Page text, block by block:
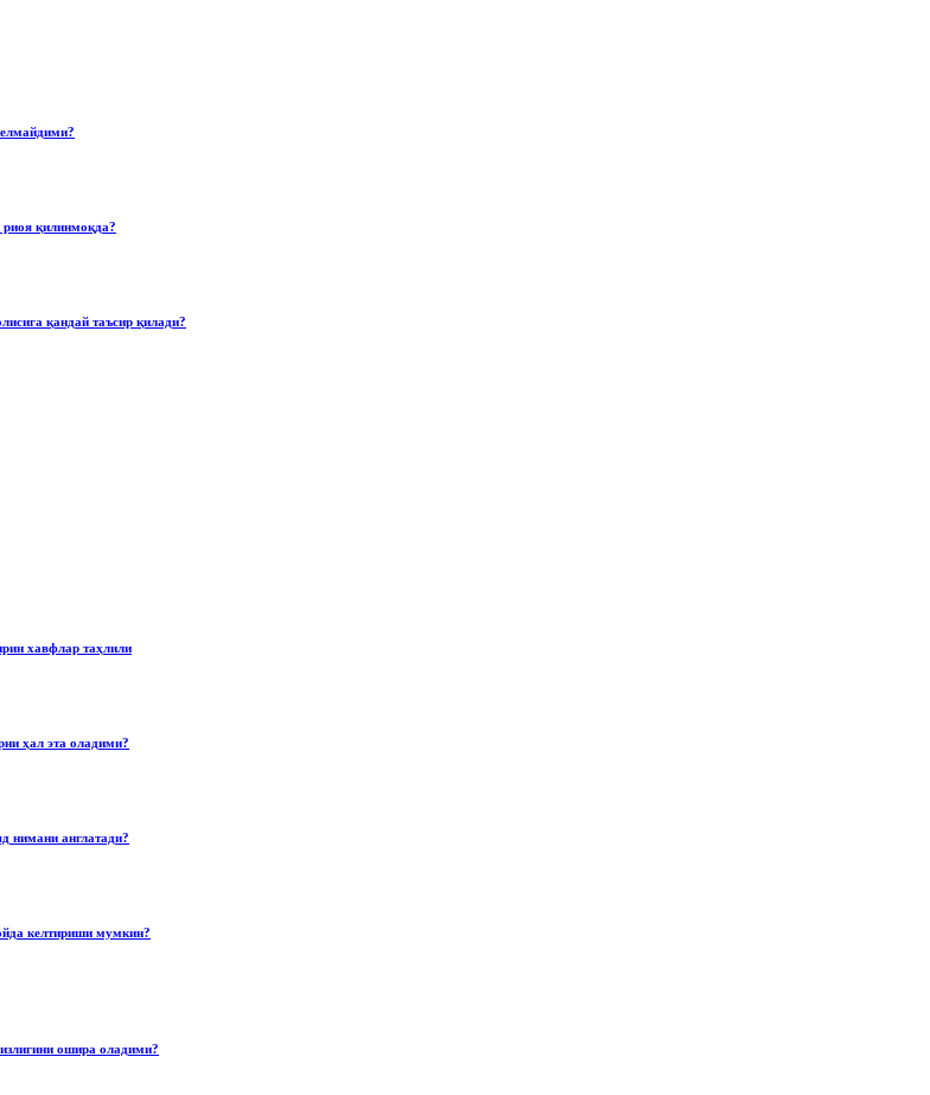
қилинмоқда?
қандай таъсир қилади?
хавфлар таҳлили
ҳал эта оладими?
нимани англатади?
келтириши мумкин?
ошира оладими?